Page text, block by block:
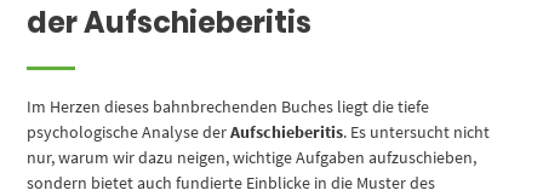
der Aufschieberitis
Im Herzen dieses bahnbrechenden Buches liegt die tiefe
psychologische Analyse derAufschieberitis. Es untersucht nicht
nur, warum wir dazu neigen, wichtige Aufgaben aufzuschieben,
sondern bietet auch fundierte Einblicke in die Muster des